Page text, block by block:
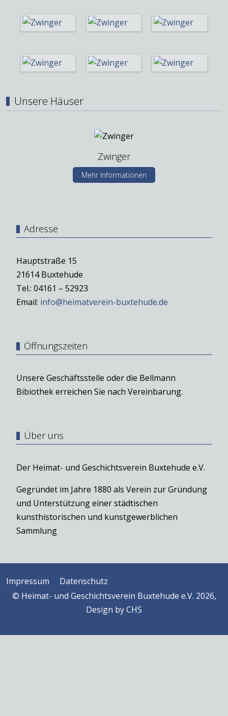
Unsere Häuser
Zwinger
Mehr Informationen
Adresse
Hauptstraße 15
21614 Buxtehude
Tel.: 04161 – 52923
Email: info@heimatverein-buxtehude.de
Öffnungszeiten
Unsere Geschäftsstelle oder die Bellmann
Bibiothek erreichen Sie nach Vereinbarung.
Über uns
Der Heimat- und Geschichtsverein Buxtehude e.V.
Gegründet im Jahre 1880 als Verein zur Gründung
und Unterstützung einer städtischen
kunsthistorischen und kunstgewerblichen
Sammlung
Impressum
Datenschutz
© Heimat- und Geschichtsverein Buxtehude e.V. 2026,
Design byCHS